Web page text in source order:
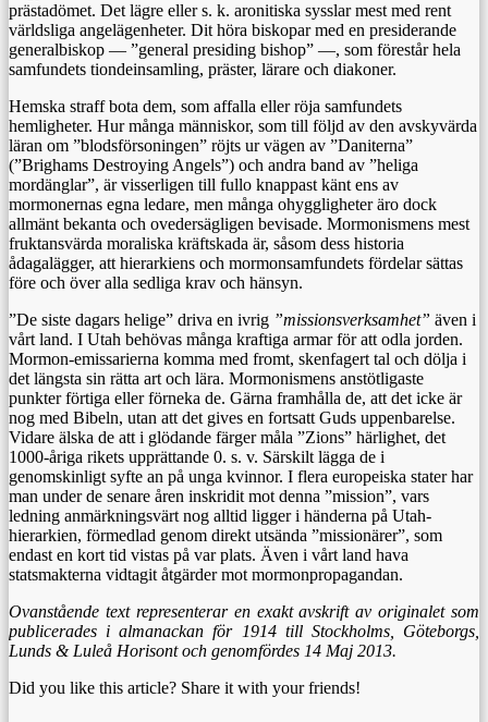
prästadömet. Det lägre eller s. k. aronitiska sysslar mest med rent
världsliga angelägenheter. Dit höra biskopar med en presiderande
generalbiskop — ”general presiding bishop” —, som förestår hela
samfundets tiondeinsamling, präster, lärare och diakoner.
Hemska straff bota dem, som affalla eller röja samfundets
hemligheter. Hur många människor, som till följd av den avskyvärda
läran om ”blodsförsoningen” röjts ur vägen av ”Daniterna”
(”Brighams Destroying Angels”) och andra band av ”heliga
mordänglar”, är visserligen till fullo knappast känt ens av
mormonernas egna ledare, men många ohyggligheter äro dock
allmänt bekanta och ovedersägligen bevisade. Mormonismens mest
fruktansvärda moraliska kräftskada är, såsom dess historia
ådagalägger, att hierarkiens och mormonsamfundets fördelar sättas
före och över alla sedliga krav och hänsyn.
”De siste dagars helige” driva en ivrig ”missionsverksamhet” även i
vårt land. I Utah behövas många kraftiga armar för att odla jorden.
Mormon-emissarierna komma med fromt, skenfagert tal och dölja i
det längsta sin rätta art och lära. Mormonismens anstötligaste
punkter förtiga eller förneka de. Gärna framhålla de, att det icke är
nog med Bibeln, utan att det gives en fortsatt Guds uppenbarelse.
Vidare älska de att i glödande färger måla ”Zions” härlighet, det
1000-åriga rikets upprättande 0. s. v. Särskilt lägga de i
genomskinligt syfte an på unga kvinnor. I flera europeiska stater har
man under de senare åren inskridit mot denna ”mission”, vars
ledning anmärkningsvärt nog alltid ligger i händerna på Utah-
hierarkien, förmedlad genom direkt utsända ”missionärer”, som
endast en kort tid vistas på var plats. Även i vårt land hava
statsmakterna vidtagit åtgärder mot mormonpropagandan.
Ovanstående text representerar en exakt avskrift av originalet som
publicerades i almanackan för 1914 till Stockholms, Göteborgs,
Lunds & Luleå Horisont och genomfördes 14 Maj 2013.
Did you like this article? Share it with your friends!